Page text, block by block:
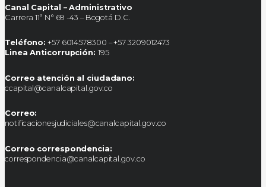
Canal Capital – Administrativo
Carrera 11ª N° 69 -43 – Bogotá D.C.
Teléfono: +57 6014578300 – +57 3209012473
Linea Anticorrupción: 195
Correo atención al ciudadano:
ccapital@canalcapital.gov.co
Correo:
notificacionesjudiciales@canalcapital.gov.co
Correo correspondencia:
correspondencia@canalcapital.gov.co